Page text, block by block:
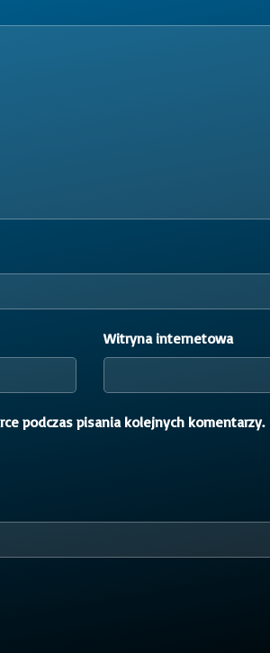
Witryna internetowa
podczas pisania kolejnych komentarzy.